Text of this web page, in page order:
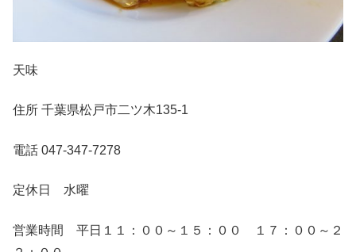
天味
住所 千葉県松戸市二ツ木135-1
電話 047-347-7278
定休日 水曜
営業時間 平日１１：００～１５：００ １７：００～２